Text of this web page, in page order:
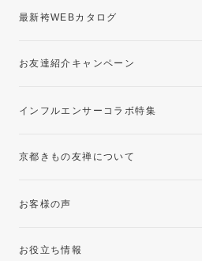
最新袴WEBカタログ
お友達紹介キャンペーン
インフルエンサーコラボ特集
京都きもの友禅について
お客様の声
お役立ち情報